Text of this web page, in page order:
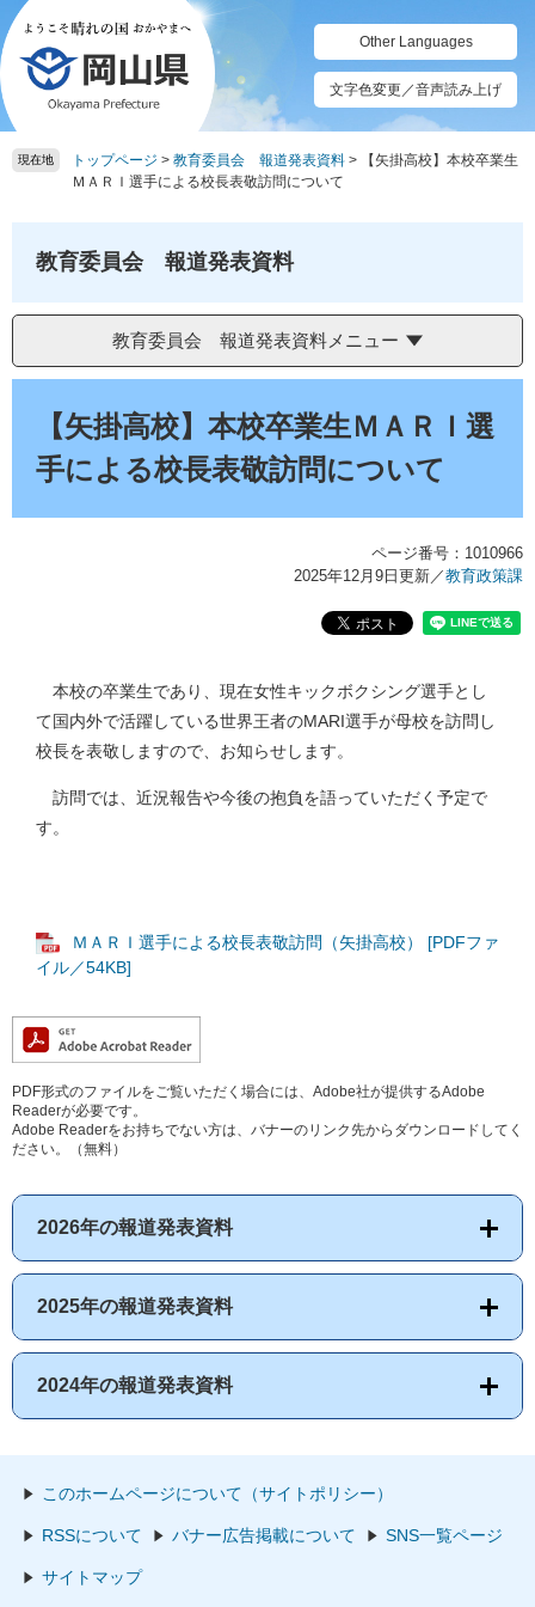
ペ
ー
ジ
の
先
頭
メ
ニ
ュ
ー
を
飛
Other Languages
文字色変更／音声読み上げ
現在地 トップページ > 教育委員会 報道発表資料 >
【矢掛高校】本校卒業生
ＭＡＲＩ選手による校長表敬訪問について
教育委員会 報道発表資料
教育委員会 報道発表資料メニュー
【矢掛高校】本校卒業生ＭＡＲＩ選
手による校長表敬訪問について
ページ番号：1010966
2025年12月9日更新／教育政策課
​本校の卒業生であり、現在女性キックボクシング選手とし
て国内外で活躍している世界王者のMARI選手が母校を訪問し
校長を表敬しますので、お知らせします。
訪問では、近況報告や今後の抱負を語っていただく予定で
す。
ＭＡＲＩ選手による校長表敬訪問（矢掛高校） [PDFファ
イル／54KB]
PDF形式のファイルをご覧いただく場合には、Adobe社が提供するAdobe
Readerが必要です。
Adobe Readerをお持ちでない方は、バナーのリンク先からダウンロードしてく
ださい。（無料）
2026年の報道発表資料
2025年の報道発表資料
2024年の報道発表資料
このホームページについて（サイトポリシー）
RSSについて バナー広告掲載について SNS一覧ページ
サイトマップ